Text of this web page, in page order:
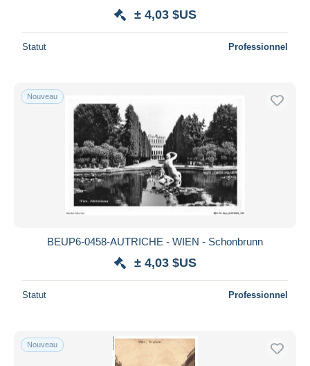
± 4,03 $US
Statut Professionnel
Nouveau
BEUP6-0458-AUTRICHE - WIEN - Schonbrunn
± 4,03 $US
Statut Professionnel
Nouveau